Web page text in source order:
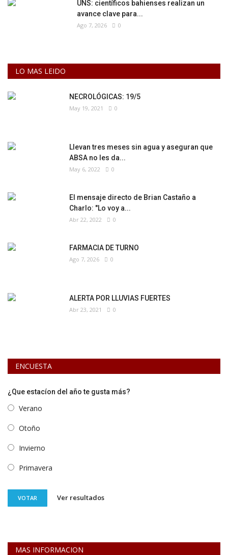
UNS: científicos bahienses realizan un
avance clave para...
Ago 7, 2026 0
LO MAS LEIDO
NECROLÓGICAS: 19/5
May 19, 2021 0
Llevan tres meses sin agua y aseguran que
ABSA no les da...
May 6, 2022 0
El mensaje directo de Brian Castaño a
Charlo: "Lo voy a...
Abr 22, 2022 0
FARMACIA DE TURNO
Ago 7, 2026 0
ALERTA POR LLUVIAS FUERTES
Abr 23, 2021 0
ENCUESTA
¿Que estacíon del año te gusta más?
Verano
Otoño
Invierno
Primavera
VOTAR Ver resultados
MAS INFORMACION